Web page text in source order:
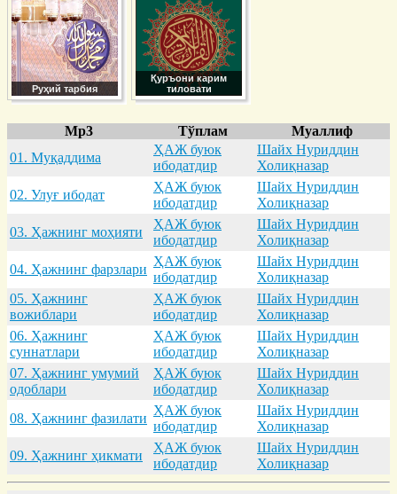
Руҳий тарбия
Қуръони карим
тиловати
Mp3 Тўплам
Муаллиф
01. Муқaддимa
ҲАЖ буюк
ибодатдир
Шайх Нуриддин
Холиқназар
02. Улуғ ибодaт
ҲАЖ буюк
ибодатдир
Шайх Нуриддин
Холиқназар
03. Ҳaжнинг моҳияти
ҲАЖ буюк
ибодатдир
Шайх Нуриддин
Холиқназар
04. Ҳaжнинг фaрзлaри
ҲАЖ буюк
ибодатдир
Шайх Нуриддин
Холиқназар
05. Ҳaжнинг
вожиблaри
ҲАЖ буюк
ибодатдир
Шайх Нуриддин
Холиқназар
06. Ҳaжнинг
суннaтлaри
ҲАЖ буюк
ибодатдир
Шайх Нуриддин
Холиқназар
07. Ҳaжнинг умумий
одоблaри
ҲАЖ буюк
ибодатдир
Шайх Нуриддин
Холиқназар
08. Ҳaжнинг фaзилaти
ҲАЖ буюк
ибодатдир
Шайх Нуриддин
Холиқназар
09. Ҳaжнинг ҳикмaти
ҲАЖ буюк
ибодатдир
Шайх Нуриддин
Холиқназар